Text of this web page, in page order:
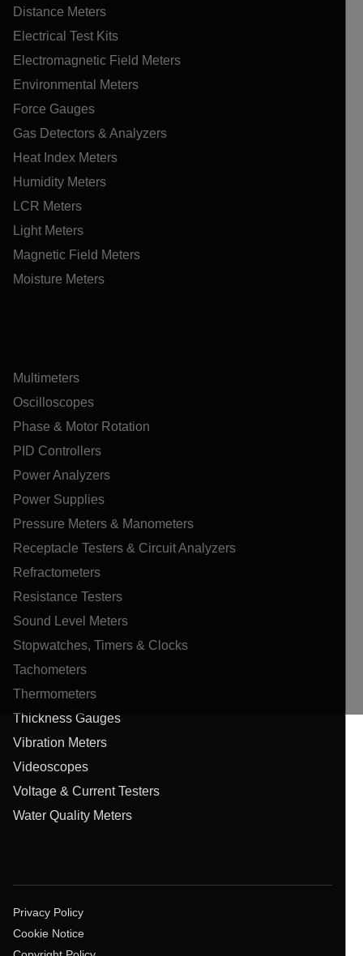
Distance Meters
Electrical Test Kits
Electromagnetic Field Meters
Environmental Meters
Force Gauges
Gas Detectors & Analyzers
Heat Index Meters
Humidity Meters
LCR Meters
Light Meters
Magnetic Field Meters
Moisture Meters
Multimeters
Oscilloscopes
Phase & Motor Rotation
PID Controllers
Power Analyzers
Power Supplies
Pressure Meters & Manometers
Receptacle Testers & Circuit Analyzers
Refractometers
Resistance Testers
Sound Level Meters
Stopwatches, Timers & Clocks
Tachometers
Thermometers
Thickness Gauges
Vibration Meters
Videoscopes
Voltage & Current Testers
Water Quality Meters
Privacy Policy
Cookie Notice